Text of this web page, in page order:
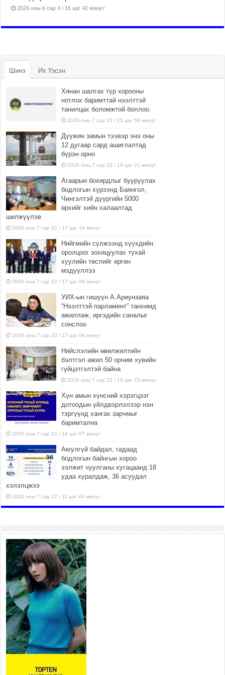
2026 оны 6 сар 4 / 16 цаг 42 минут
Шинэ Их Үзсэн
Хянан шалгах түр хорооны
нотлох баримттай нээлттэй
танилцах боломжтой боллоо.
2026 оны 7 сар 23 / 15 цаг 58 минут
Дүүжин замын тээвэр энэ оны
12 дугаар сард ашиглалтад
бүрэн орно
2026 оны 7 сар 23 / 10 цаг 21 минут
Агаарын бохирдлыг бууруулах
бодлогын хүрээнд Баянгол,
Чингэлтэй дүүргийн 5000
өрхийг хийн халаалтад
шилжүүлэв
2026 оны 7 сар 22 / 17 цаг 14 минут
Нийгмийн сүлжээнд хүүхдийн
оролцоог зохицуулах тухай
хуулийн төслийг өргөн
мэдүүллээ
2026 оны 7 сар 22 / 17 цаг 09 минут
УИХ-ын гишүүн А.Ариунзаяа
“Нээлттэй парламент” танхимд
ажиллаж, иргэдийн саналыг
сонслоо
2026 оны 7 сар 22 / 17 цаг 04 минут
Нийслэлийн өвөлжилтийн
бэлтгэл ажил 50 орчим хувийн
гүйцэтгэлтэй байна
2026 оны 7 сар 22 / 14 цаг 15 минут
Хүн амын хүнсний хэрэгцээг
дотоодын үйлдвэрлэлээр нэн
тэргүүнд хангах зарчмыг
баримтална
2026 оны 7 сар 22 / 14 цаг 07 минут
Аюулгүй байдал, гадаад
бодлогын байнгын хороо
ээлжит чуулганы хугацаанд 18
удаа хуралдаж, 36 асуудал
хэлэлцжээ
2026 оны 7 сар 22 / 11 цаг 43 минут
боломжтой-Хүүхэд хөгжүүлэх
төв” байгуулах төсөлд төр,
хувийн хэвшлийн түншлэлийн хүрээнд хамтран
ажиллахыг урьж байна
2026 оны 7 сар 22 / 9 цаг 28 минут
Б.Пүрэвдагва: “Урт цагаан”-ыг
залуучууд чөлөөт цагаа
өнгөрүүлдэг, жуулчид зорьж
ирдэг цэг болгоно
2026 оны 7 сар 21 / 16 цаг 47 минут
Тусгай замын автобус /BRT/ төслийн удирдах
хорооны ээлжит хуралдаан боллоо
Ерөнхий сайд Н.Учрал БНХАУ-аас Монгол Улсад